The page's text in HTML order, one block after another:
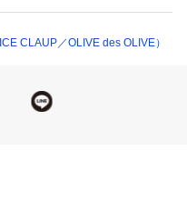
ラスト１点・値下げなど
きます。
品質表示タグをご覧くだ
CLAUP／OLIVE des OLIVE）